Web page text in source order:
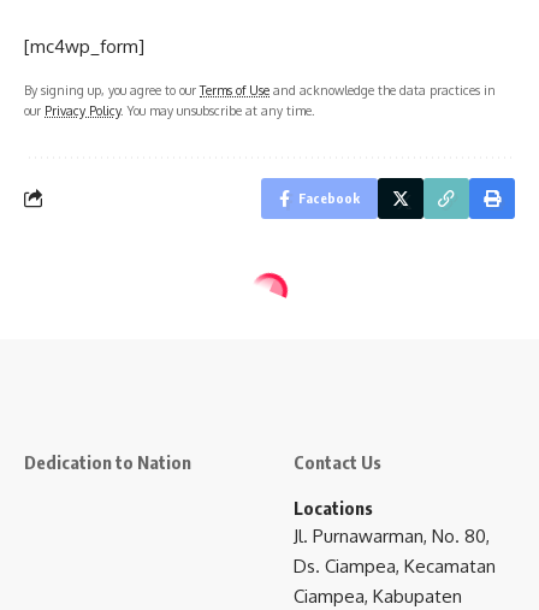
[mc4wp_form]
By signing up, you agree to ourTerms of Use and acknowledge the data practices in
our Privacy Policy. You may unsubscribe at any time.
Facebook
Dedication to Nation Contact Us
Locations
Jl. Purnawarman, No. 80,
Ds. Ciampea, Kecamatan
Ciampea, Kabupaten